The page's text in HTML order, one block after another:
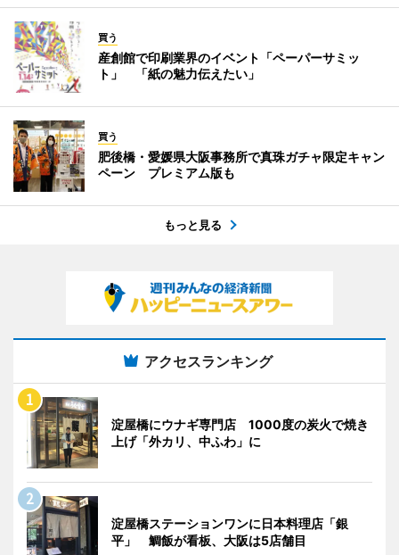
買う
産創館で印刷業界のイベント「ペーパーサミッ
ト」 「紙の魅力伝えたい」
買う
肥後橋・愛媛県大阪事務所で真珠ガチャ限定キャン
ペーン プレミアム版も
もっと見る
アクセスランキング
淀屋橋にウナギ専門店 1000度の炭火で焼き
上げ「外カリ、中ふわ」に
淀屋橋ステーションワンに日本料理店「銀
平」 鯛飯が看板、大阪は5店舗目